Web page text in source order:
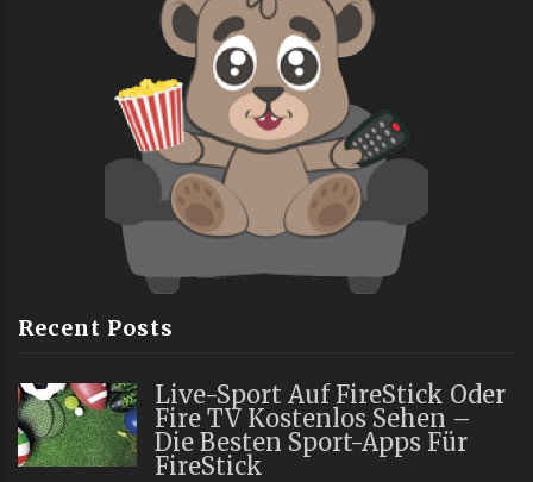
Recent Posts
Live-Sport Auf FireStick Oder
Fire TV Kostenlos Sehen –
Die Besten Sport-Apps Für
FireStick